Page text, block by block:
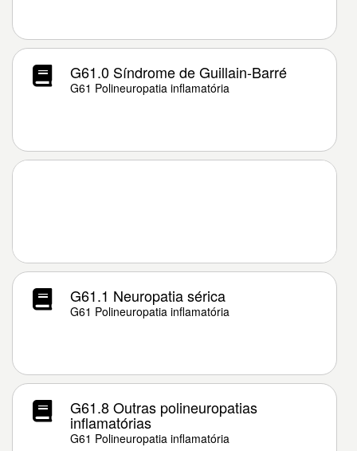
G61.0 Síndrome de Guillain-Barré
G61 Polineuropatia inflamatória
G61.1 Neuropatia sérica
G61 Polineuropatia inflamatória
G61.8 Outras polineuropatias
inflamatórias
G61 Polineuropatia inflamatória